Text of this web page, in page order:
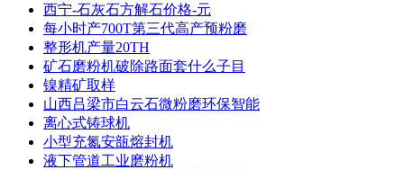
西宁-石灰石方解石价格-元
每小时产700T第三代高产预粉磨
整形机产量20TH
矿石磨粉机破除路面套什么子目
镍精矿取样
山西吕梁市白云石微粉磨环保智能
离心式铸球机
小型充氮安瓿熔封机
液下管道工业磨粉机